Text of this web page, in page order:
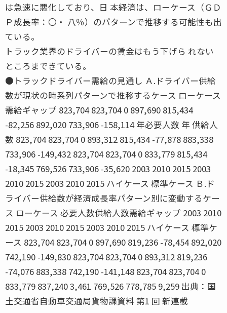
は急速に悪化しており、日 本経済は、ローケース（ＧＤ
Ｐ成長率：〇・ 八％）のパターンで推移する可能性も出
ている。
トラック業界のドライバーの賃金はもう下げら れない
ところまできている。
●トラックドライバー需給の見通し Ａ.ドライバー供給
数が現状の時系列パターンで推移するケース ローケース
需給ギャップ 823,704 823,704 0 897,690 815,434
-82,256 892,020 733,906 -158,114 年必要人数 年 供給人
数 823,704 823,704 0 893,312 815,434 -77,878 883,338
733,906 -149,432 823,704 823,704 0 833,779 815,434
-18,345 769,526 733,906 -35,620 2003 2010 2015 2003
2010 2015 2003 2010 2015 ハイケース 標準ケース Ｂ.ド
ライバー供給数が経済成長率パターン別に変動するケー
ス ローケース 必要人数供給人数需給ギャップ 2003 2010
2015 2003 2010 2015 2003 2010 2015 ハイケース 標準ケ
ース 823,704 823,704 0 897,690 819,236 -78,454 892,020
742,190 -149,830 823,704 823,704 0 893,312 819,236
-74,076 883,338 742,190 -141,148 823,704 823,704 0
833,779 837,240 3,461 769,526 778,785 9,259 出典：国
土交通省自動車交通局貨物課資料 第1 回 新連載